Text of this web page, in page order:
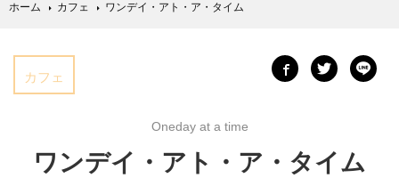
ホーム カフェ ワンデイ・アト・ア・タイム
カフェ
Oneday at a time
ワンデイ・アト・ア・タイム